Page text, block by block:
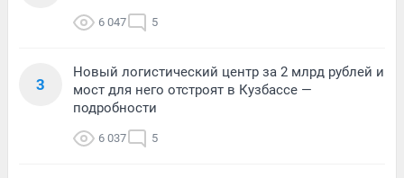
6 047 5
3
Новый логистический центр за 2 млрд рублей и
мост для него отстроят в Кузбассе —
подробности
6 037 5